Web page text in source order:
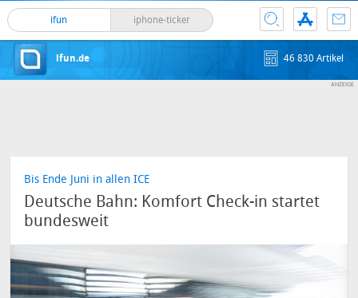
ifun iphone-ticker
ifun.de 46 830 Artikel
Bis Ende Juni in allen ICE
Deutsche Bahn: Komfort Check-in startet
bundesweit